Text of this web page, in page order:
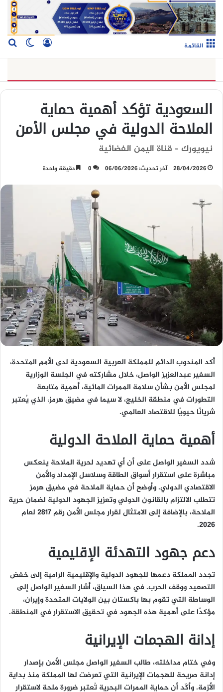
تسجيل القائمة
السعودية تؤكد أهمية حماية
الملاحة الدولية في مجلس الأمن
نيويورك – قناة اليمن الفضائية
28/04/2026 آخر تحديث: 06/06/2026 0 دقيقة واحدة
أكد المندوب الدائم للمملكة العربية السعودية لدى الأمم المتحدة،
السفير عبدالعزيز الواصل، خلال مشاركته في الجلسة الوزارية
لمجلس الأمن بشأن سلامة الممرات المائية، أهمية متابعة
التطورات في منطقة الخليج، لا سيما في مضيق هرمز، الذي يُعتبر
شريانًا حيويًا للاقتصاد العالمي.
أهمية حماية الملاحة الدولية
شدد السفير الواصل على أن أي تهديد لحرية الملاحة ينعكس
مباشرة على استقرار أسواق الطاقة وسلاسل الإمداد والأمن
الاقتصادي الدولي. وأوضح أن حماية الملاحة في مضيق هرمز
تتطلب الالتزام بالقانون الدولي وتعزيز الجهود الدولية لضمان حرية
الملاحة، بالإضافة إلى الامتثال لقرار مجلس الأمن رقم 2817 لعام
2026.
دعم جهود التهدئة الإقليمية
تجدد المملكة دعمها للجهود الدولية والإقليمية الرامية إلى خفض
التصعيد ووقف الحرب. في هذا السياق، أشار السفير الواصل إلى
الوساطة التي تقوم بها باكستان بين الولايات المتحدة وإيران،
مؤكدًا على أهمية هذه الجهود في تحقيق الاستقرار في المنطقة.
إدانة الهجمات الإيرانية
وفي ختام مداخلته، طالب السفير الواصل مجلس الأمن بإصدار
إدانة صريحة للهجمات الإيرانية التي تعرضت لها المملكة منذ بداية
الأزمة. وأكّد أن حماية الممرات البحرية تُعتبر ضرورة ملحة لاستقرار